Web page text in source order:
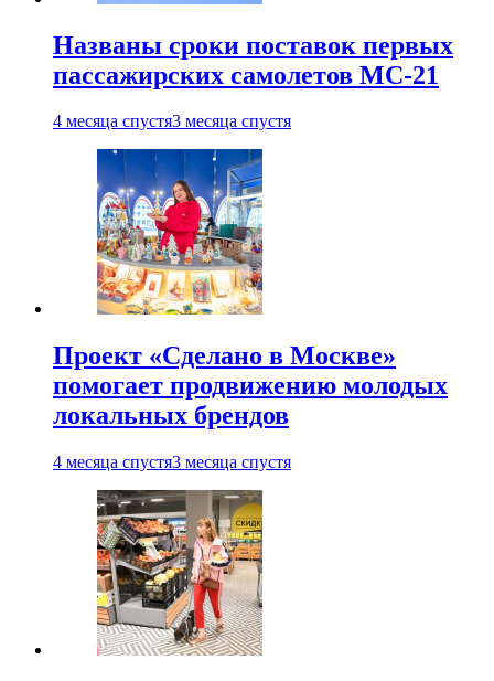
Названы сроки поставок первых
пассажирских самолетов МС-21
4 месяца спустя3 месяца спустя
Проект «Сделано в Москве»
помогает продвижению молодых
локальных брендов
4 месяца спустя3 месяца спустя